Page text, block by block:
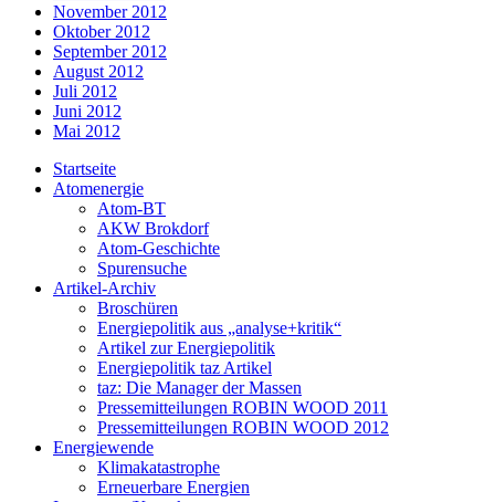
November 2012
Oktober 2012
September 2012
August 2012
Juli 2012
Juni 2012
Mai 2012
Startseite
Atomenergie
Atom-BT
AKW Brokdorf
Atom-Geschichte
Spurensuche
Artikel-Archiv
Broschüren
Energiepolitik aus „analyse+kritik“
Artikel zur Energiepolitik
Energiepolitik taz Artikel
taz: Die Manager der Massen
Pressemitteilungen ROBIN WOOD 2011
Pressemitteilungen ROBIN WOOD 2012
Energiewende
Klimakatastrophe
Erneuerbare Energien